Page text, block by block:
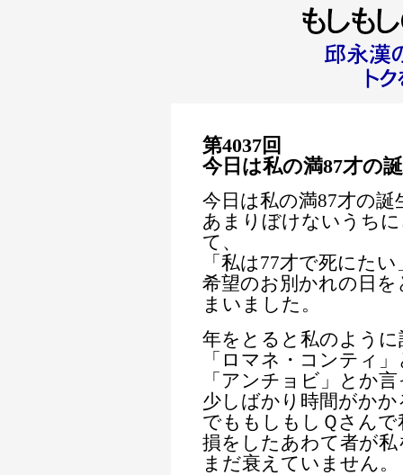
第4037回
今日は私の満87才の
今日は私の満87才の誕
あまりぼけないうち
て、
「私は77才で死にた
希望のお別かれの日
まいました。
年をとると私のよう
「ロマネ・コンティ
「アンチョビ」とか
少しばかり時間がか
でももしもしＱさん
損をしたあわて者が
まだ衰えていません。